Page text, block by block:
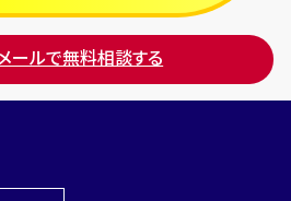
ールで無料相談する